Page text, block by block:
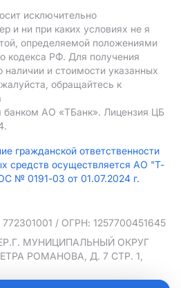
исключительно
и ни при каких условиях не я
определяемой положениями
кодекса РФ. Для получения
и стоимости указанных
обращайтесь к
банком АO «ТБанк». Лицензия ЦБ
гражданской ответственности
средств осуществляется АО "Т-
№ 0191-03 от 01.07.2024 г.
/ ОГРН: 1257700451645
МУНИЦИПАЛЬНЫЙ ОКРУГ
РОМАНОВА, Д. 7 СТР. 1,